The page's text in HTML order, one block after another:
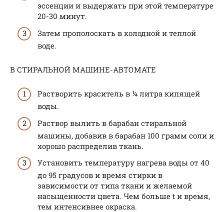
эссенции и выдержать при этой температуре
20-30 минут.
Затем прополоскать в холодной и теплой
воде.
В СТИРАЛЬНОЙ МАШИНЕ-АВТОМАТЕ
Растворить краситель в ¼ литра кипящей
воды.
Раствор вылить в барабан стиральной
машины, добавив в барабан 100 грамм соли и
хорошо распределив ткань.
Установить температуру нагрева воды от 40
до 95 градусов и время стирки в
зависимости от типа ткани и желаемой
насыщенности цвета. Чем больше t и время,
тем интенсивнее окраска.